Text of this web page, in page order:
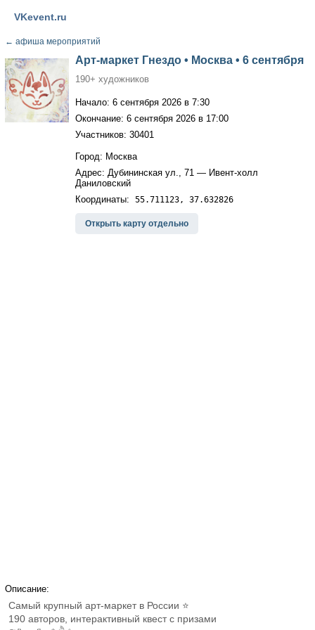
VKevent.ru
← афиша мероприятий
Арт-маркет Гнездо • Москва • 6 сентября
190+ художников
Начало: 6 сентября 2026 в 7:30
Окончание: 6 сентября 2026 в 17:00
Участников: 30401
Город: Москва
Адрес: Дубининская ул., 71 — Ивент-холл
Даниловский
Координаты: 55.711123, 37.632826
Открыть карту отдельно
Описание:
Самый крупный арт-маркет в России ⭐
190 авторов, интерактивный квест с призами